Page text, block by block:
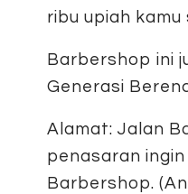
ribu upiah
Barbershop ini
Generasi
Alamat: Jalan
penasaran
Barbershop.